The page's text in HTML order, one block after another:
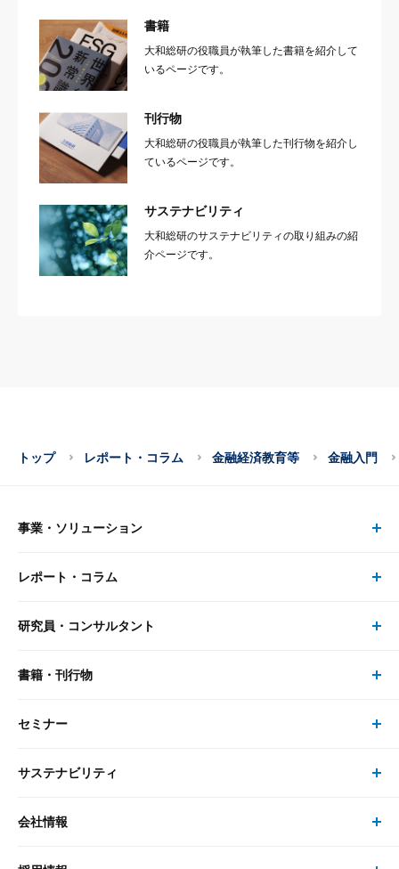
書籍
大和総研の役職員が執筆した書籍を紹介して
いるページです。
刊行物
大和総研の役職員が執筆した刊行物を紹介し
ているページです。
サステナビリティ
大和総研のサステナビリティの取り組みの紹
介ページです。
トップ レポート・コラム 金融経済教育等 金融入門
事業・ソリューション
事業・ソリューション トップ
リサーチ
大和総研の強み
レポート・コラム
レポート・コラム トップ
最新のレポート・コラム
研究員・コンサルタント
研究員・コンサルタント トップ
研究員
書籍・刊行物
書籍・刊行物 トップ
書籍
セミナー
セミナー トップ
現在受付中のセミナー・イベント
サステナビリティ
サステナビリティの取り組み
会社情報